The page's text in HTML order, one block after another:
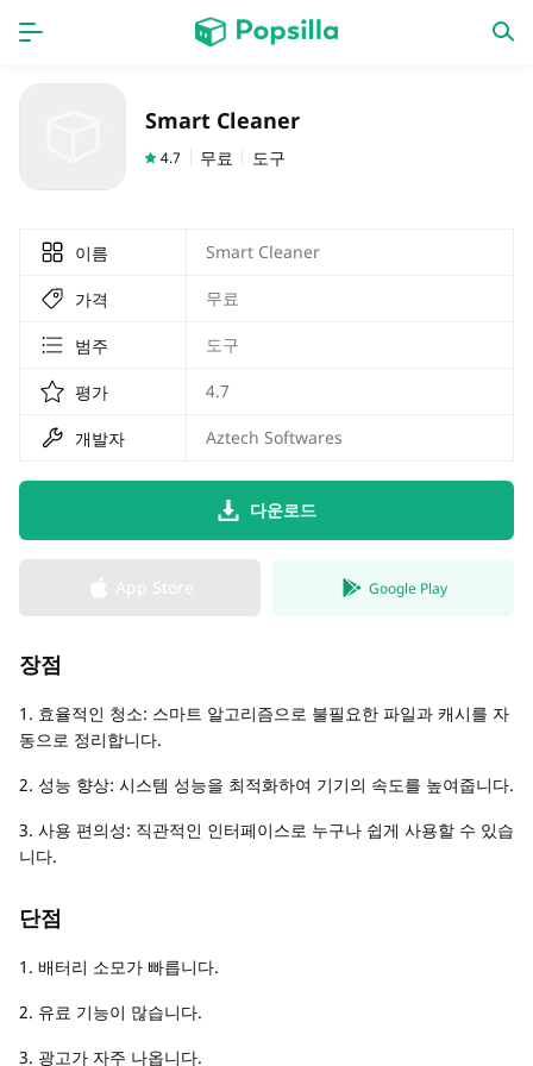
Smart Cleaner
4.7 무료 도구
이름 Smart Cleaner
가격 무료
범주 도구
평가 4.7
개발자 Aztech Softwares
다운로드
Google Play
장점
1. 효율적인 청소: 스마트 알고리즘으로 불필요한 파일과 캐시를 자
동으로 정리합니다.
2. 성능 향상: 시스템 성능을 최적화하여 기기의 속도를 높여줍니다.
3. 사용 편의성: 직관적인 인터페이스로 누구나 쉽게 사용할 수 있습
니다.
단점
1. 배터리 소모가 빠릅니다.
2. 유료 기능이 많습니다.
3. 광고가 자주 나옵니다.